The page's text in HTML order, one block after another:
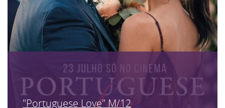
"Portuguese Love" M/12